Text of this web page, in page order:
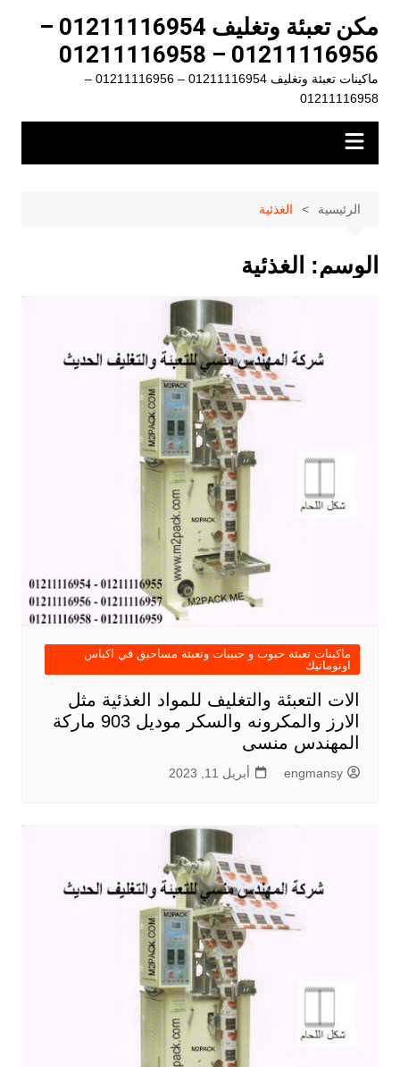
المحتوى
مكن تعبئة وتغليف 01211116954 –
01211116956 – 01211116958
ماكينات تعبئة وتغليف 01211116954 – 01211116956 –
01211116958
الرئيسية الغذئية
الوسم: الغذئية
ماكينات تعبئة حبوب و حبيبات وتعبئة مساحيق في اكياس
اوتوماتيك
الات التعبئة والتغليف للمواد الغذئية مثل
الارز والمكرونه والسكر موديل 903 ماركة
المهندس منسى
engmansy أبريل 11, 2023